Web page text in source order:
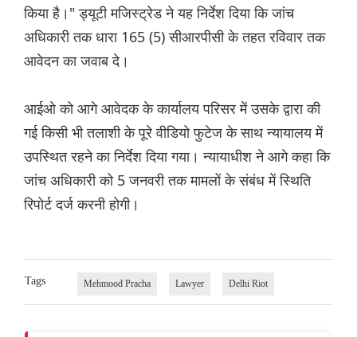
किया है।" ड्यूटी मजिस्ट्रेड ने यह निर्देश दिया कि जांच
अधिकारी तक धारा 165 (5) सीआरपीसी के तहत रविवार तक
आवेदन का जवाब दे।
आईओ को आगे आवेदक के कार्यालय परिसर में उसके द्वारा की
गई किसी भी तलाशी के पूरे वीडियो फुटेज के साथ न्यायालय में
उपस्थित रहने का निर्देश दिया गया। न्यायाधीश ने आगे कहा कि
जांच अधिकारी को 5 जनवरी तक मामलों के संबंध में स्थिति
रिपोर्ट दर्ज करनी होगी।
Tags Mehmood Pracha Lawyer Delhi Riot